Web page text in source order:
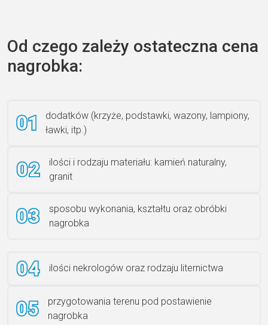
Książka 2
Ławka granitowa LG 12
Od czego zależy ostateczna cena
nagrobka:
dodatków (krzyże, podstawki, wazony, lampiony,
ławki, itp.)
ilości i rodzaju materiału: kamień naturalny,
granit
sposobu wykonania, kształtu oraz obróbki
nagrobka
ilości nekrologów oraz rodzaju liternictwa
przygotowania terenu pod postawienie
nagrobka